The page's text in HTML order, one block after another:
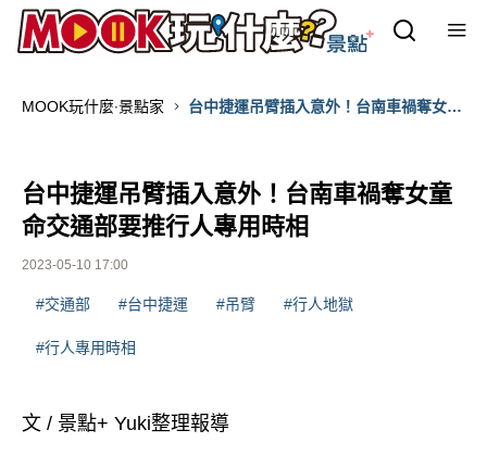
MOOK玩什麼‧景點家
台中捷運吊臂插入意外！台南車禍奪女童
台中捷運吊臂插入意外！台南車禍奪女童
命交通部要推行人專用時相
2023-05-10 17:00
#交通部 #台中捷運 #吊臂 #行人地獄
#行人專用時相
文 / 景點+ Yuki整理報導